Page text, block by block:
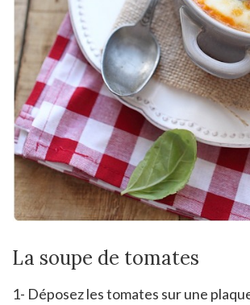
La soupe de tomates
1- Déposez les tomates sur une